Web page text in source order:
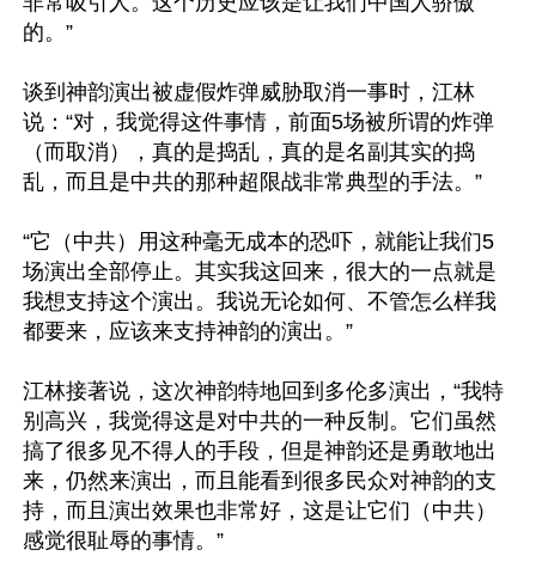
的。”
谈到神韵演出被虚假炸弹威胁取消一事时，江林
说：“对，我觉得这件事情，前面5场被所谓的炸弹
（而取消），真的是捣乱，真的是名副其实的捣
乱，而且是中共的那种超限战非常典型的手法。”
“它（中共）用这种毫无成本的恐吓，就能让我们5
场演出全部停止。其实我这回来，很大的一点就是
我想支持这个演出。我说无论如何、不管怎么样我
都要来，应该来支持神韵的演出。”
江林接著说，这次神韵特地回到多伦多演出，“我特
别高兴，我觉得这是对中共的一种反制。它们虽然
搞了很多见不得人的手段，但是神韵还是勇敢地出
来，仍然来演出，而且能看到很多民众对神韵的支
持，而且演出效果也非常好，这是让它们（中共）
感觉很耻辱的事情。”